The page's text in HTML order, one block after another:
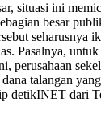
situasi ini
besar
seharusnya
Pasalnya,
perusahaan
talangan
detikINET dari